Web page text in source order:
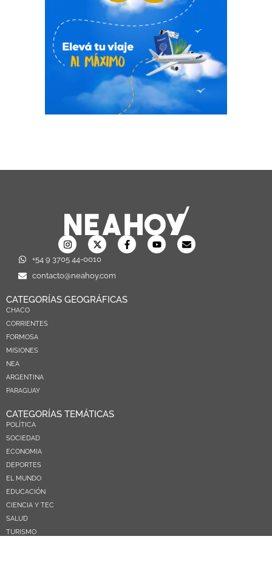
+54 9 3705 44-0010
contacto@neahoy.com
CATEGORÍAS GEOGRÁFICAS
CHACO
CORRIENTES
FORMOSA
MISIONES
NEA
ARGENTINA
PARAGUAY
CATEGORÍAS TEMÁTICAS
POLÍTICA
SOCIEDAD
ECONOMIA
DEPORTES
EL MUNDO
EDUCACIÓN
CIENCIA Y TEC
SALUD
TURISMO